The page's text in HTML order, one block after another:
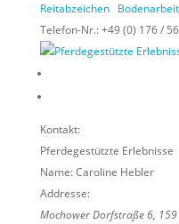
Reitabzeichen Bodenarbeit
Telefon-Nr.:+49 (0) 176 /
Kontakt:
Pferdegestützte Erlebnisse
Name:Caroline Hebler
Addresse:
Mochower Dorfstraße 6,